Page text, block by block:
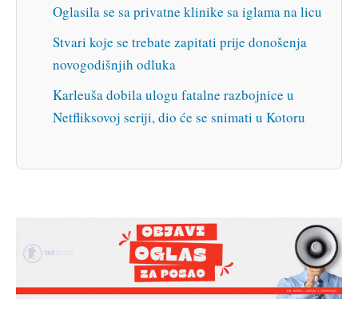
Oglasila se sa privatne klinike sa iglama na licu
Stvari koje se trebate zapitati prije donošenja
novogodišnjih odluka
Karleuša dobila ulogu fatalne razbojnice u
Netfliksovoj seriji, dio će se snimati u Kotoru